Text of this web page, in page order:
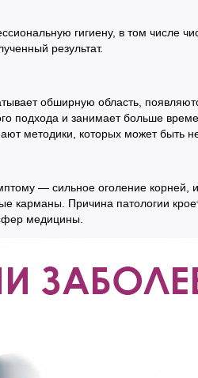
гигиену, в том числе
результат.
обширную область,
подхода и занимает больше
методики, которых может быть
— сильное оголение корней,
карманы. Причина патологии
медицины.